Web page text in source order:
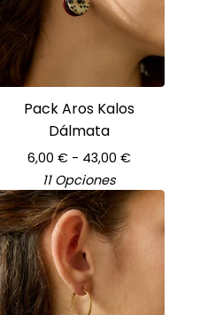
Pack Aros Kalos
Dálmata
6,00 €- 43,00 €
11 Opciones